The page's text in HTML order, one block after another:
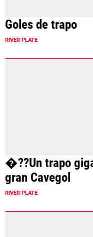
Goles de trapo
RIVER PLATE
�??Un trapo
gran Cavegol
RIVER PLATE